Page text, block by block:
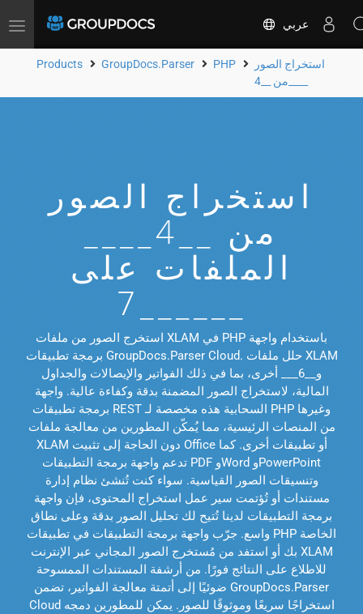
Toggle
عربي
Products GroupDocs.Parser PHP
استخراج الصور
استخراج الصور
الملفات على
استخرج الصور من ملفات XLAM في PHP باستخدام واجهة
برمجة تطبيقات GroupDocs.Parser Cloud. حلل ملفات XLAM
و__6___ أخرى، بما في ذلك الفواتير والإيصالات والجداول
المالية، لاستخراج الصور المضمنة بدقة وكفاءة عالية. واجهة
برمجة تطبيقات REST السحابية هذه مخصصة لـ PHP وغيرها
من المنصات الرئيسية، مما يُمكّن المطورين من معالجة ملفات
XLAM دون الحاجة إلى تثبيت Office أو تطبيقات أخرى. كما
تدعم واجهة برمجة التطبيقات PDF وWord وPowerPoint
وتنسيقات الصور القياسية. سواء كنت تُنشئ نظام إدارة
مستندات أو تُؤتمت سير عمل استخراج المحتوى، فإن واجهة
برمجة التطبيقات لدينا تُتيح لك تحليل الصور بدقة وعلى نطاق
واسع. جرّب واجهة برمجة التطبيقات في تطبيقات PHP الخاصة
بك أو استفد من مُستخرج الصور المجاني عبر الإنترنت XLAM
للاطلاع على النتائج فورًا. من أرشفة المستندات الممسوحة
ضوئيًا إلى أتمتة معالجة الفواتير، تضمن GroupDocs.Parser
Cloud استخراجًا سريعًا وموثوقًا للصور. يمكن للمطورين دمجه